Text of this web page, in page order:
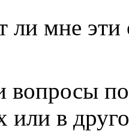
мне эти
вопросы
в